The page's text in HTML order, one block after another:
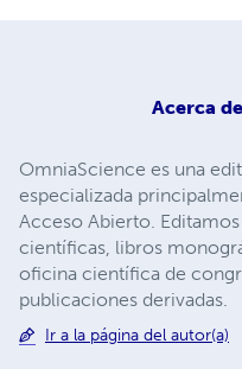
Acerca de
OmniaScience es una
especializada
Acceso Abierto.
científicas, libros
oficina científica de
publicaciones derivadas.
Ir a la página del autor(a)